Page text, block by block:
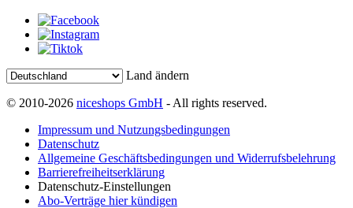
Land ändern
© 2010-2026 niceshops GmbH - All rights reserved.
Impressum und Nutzungsbedingungen
Datenschutz
Allgemeine Geschäftsbedingungen und Widerrufsbelehrung
Barrierefreiheitserklärung
Datenschutz-Einstellungen
Abo-Verträge hier kündigen